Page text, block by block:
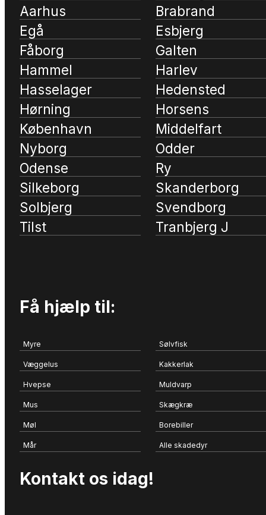
Aarhus
Brabrand
Egå
Esbjerg
Fåborg
Galten
Hammel
Harlev
Hasselager
Hedensted
Hørning
Horsens
København
Middelfart
Nyborg
Odder
Odense
Ry
Silkeborg
Skanderborg
Solbjerg
Svendborg
Tilst
Tranbjerg J
Få hjælp til:
Myre Sølvfisk
Væggelus Kakkerlak
Hvepse Muldvarp
Mus Skægkræ
Møl Borebiller
Mår Alle skadedyr
Kontakt os idag!